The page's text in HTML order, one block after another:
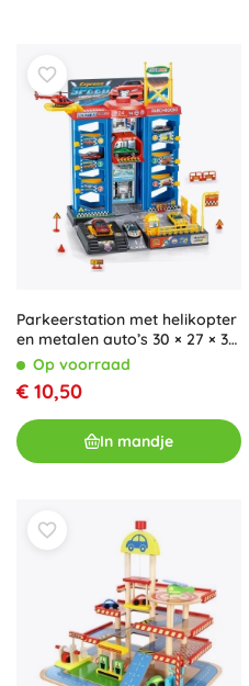
Parkeerstation met helikopter
en metalen auto’s 30 × 27 × 37
cmOp voorraad
€ 10,50
In mandje